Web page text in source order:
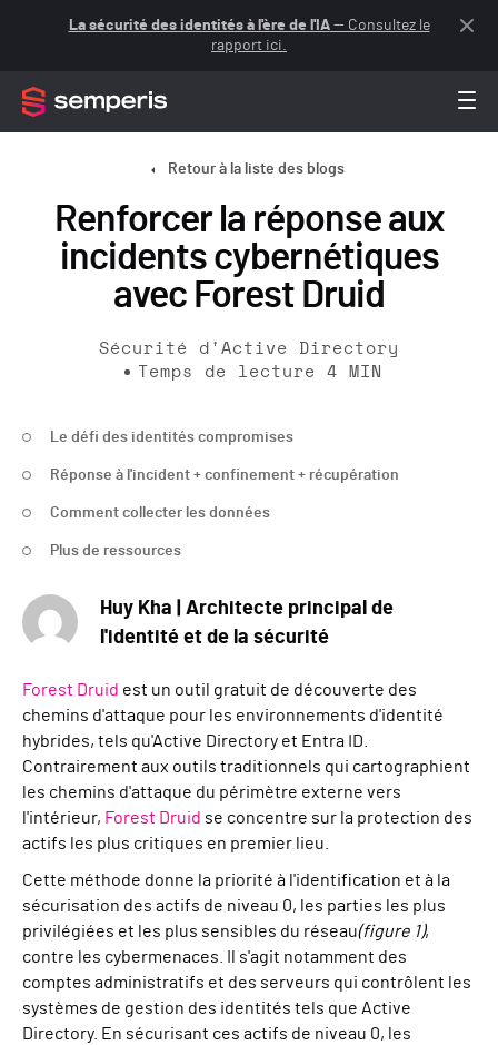
La sécurité des identités à l'ère de l'IA— Consultez le
rapport ici.
Retour à la liste des blogs
Renforcer la réponse aux
incidents cybernétiques
avec Forest Druid
Sécurité d'Active Directory
Temps de lecture
4 MIN
Le défi des identités compromises
Réponse à l'incident + confinement + récupération
Comment collecter les données
Plus de ressources
Huy Kha | Architecte principal de
l'identité et de la sécurité
Forest Druid est un outil gratuit de découverte des
chemins d'attaque pour les environnements d'identité
hybrides, tels qu'Active Directory et Entra ID.
Contrairement aux outils traditionnels qui cartographient
les chemins d'attaque du périmètre externe vers
l'intérieur, Forest Druid se concentre sur la protection des
actifs les plus critiques en premier lieu.
Cette méthode donne la priorité à l'identification et à la
sécurisation des actifs de niveau 0, les parties les plus
privilégiées et les plus sensibles du réseau(figure 1),
contre les cybermenaces. Il s'agit notamment des
comptes administratifs et des serveurs qui contrôlent les
systèmes de gestion des identités tels que Active
Directory. En sécurisant ces actifs de niveau 0, les